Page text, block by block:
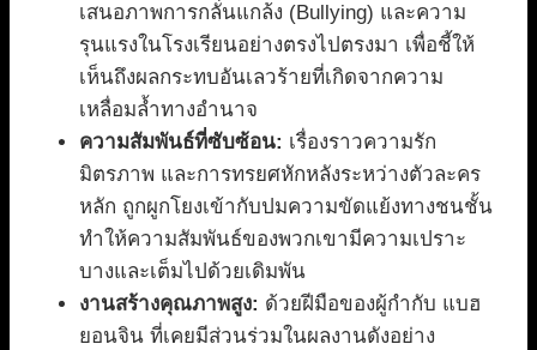
เสนอภาพการกลั่นแกล้ง (Bullying) และความ
รุนแรงในโรงเรียนอย่างตรงไปตรงมา เพื่อชี้ให้
เห็นถึงผลกระทบอันเลวร้ายที่เกิดจากความ
เหลื่อมล้ำทางอำนาจ
ความสัมพันธ์ที่ซับซ้อน: เรื่องราวความรัก
มิตรภาพ และการทรยศหักหลังระหว่างตัวละคร
หลัก ถูกผูกโยงเข้ากับปมความขัดแย้งทางชนชั้น
ทำให้ความสัมพันธ์ของพวกเขามีความเปราะ
บางและเต็มไปด้วยเดิมพัน
งานสร้างคุณภาพสูง: ด้วยฝีมือของผู้กำกับ แบฮ
ยอนจิน ที่เคยมีส่วนร่วมในผลงานดังอย่าง